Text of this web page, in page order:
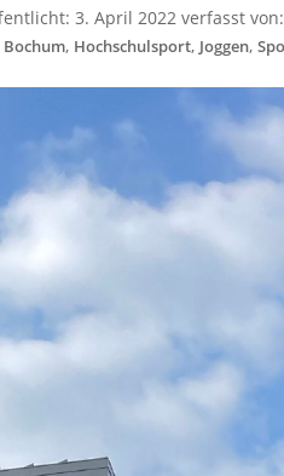
3. April 2022 verfasst
Bochum, Hochschulsport, Joggen,